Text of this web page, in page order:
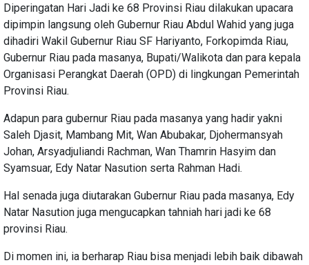
Diperingatan Hari Jadi ke 68 Provinsi Riau dilakukan upacara
dipimpin langsung oleh Gubernur Riau Abdul Wahid yang juga
dihadiri Wakil Gubernur Riau SF Hariyanto, Forkopimda Riau,
Gubernur Riau pada masanya, Bupati/Walikota dan para kepala
Organisasi Perangkat Daerah (OPD) di lingkungan Pemerintah
Provinsi Riau.
Adapun para gubernur Riau pada masanya yang hadir yakni
Saleh Djasit, Mambang Mit, Wan Abubakar, Djohermansyah
Johan, Arsyadjuliandi Rachman, Wan Thamrin Hasyim dan
Syamsuar, Edy Natar Nasution serta Rahman Hadi.
Hal senada juga diutarakan Gubernur Riau pada masanya, Edy
Natar Nasution juga mengucapkan tahniah hari jadi ke 68
provinsi Riau.
Di momen ini, ia berharap Riau bisa menjadi lebih baik dibawah